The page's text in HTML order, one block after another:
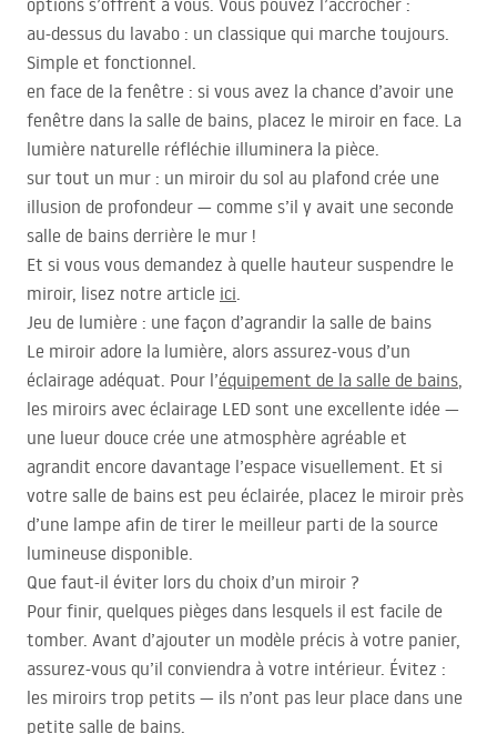
options s’offrent à vous. Vous pouvez l’accrocher :
au-dessus du lavabo : un classique qui marche toujours.
Simple et fonctionnel.
en face de la fenêtre : si vous avez la chance d’avoir une
fenêtre dans la salle de bains, placez le miroir en face. La
lumière naturelle réfléchie illuminera la pièce.
sur tout un mur : un miroir du sol au plafond crée une
illusion de profondeur — comme s’il y avait une seconde
salle de bains derrière le mur !
Et si vous vous demandez à quelle hauteur suspendre le
miroir, lisez notre article ici.
Jeu de lumière : une façon d’agrandir la salle de bains
Le miroir adore la lumière, alors assurez-vous d’un
éclairage adéquat. Pour l’équipement de la salle de bains,
les miroirs avec éclairage LED sont une excellente idée —
une lueur douce crée une atmosphère agréable et
agrandit encore davantage l’espace visuellement. Et si
votre salle de bains est peu éclairée, placez le miroir près
d’une lampe afin de tirer le meilleur parti de la source
lumineuse disponible.
Que faut-il éviter lors du choix d’un miroir ?
Pour finir, quelques pièges dans lesquels il est facile de
tomber. Avant d’ajouter un modèle précis à votre panier,
assurez-vous qu’il conviendra à votre intérieur. Évitez :
les miroirs trop petits — ils n’ont pas leur place dans une
petite salle de bains.